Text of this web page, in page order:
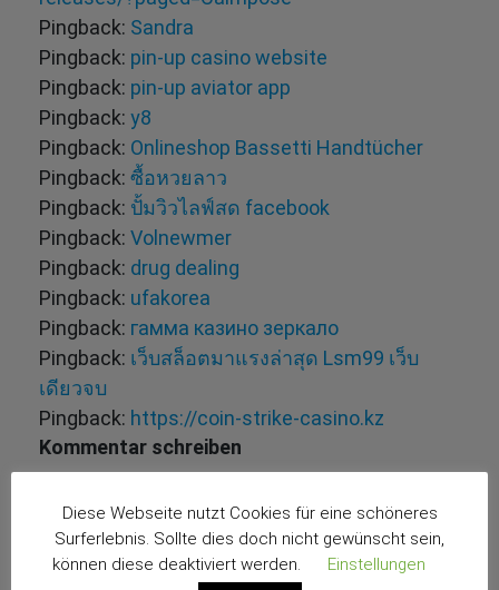
Pingback: Sandra
Pingback: pin-up casino website
Pingback: pin-up aviator app
Pingback: y8
Pingback: Onlineshop Bassetti Handtücher
Pingback: ซื้อหวยลาว
Pingback: ปั้มวิวไลฟ์สด facebook
Pingback: Volnewmer
Pingback: drug dealing
Pingback: ufakorea
Pingback: гамма казино зеркало
Pingback: เว็บสล็อตมาแรงล่าสุด Lsm99 เว็บ
เดียวจบ
Pingback: https://coin-strike-casino.kz
Kommentar schreiben
Erforderliche Felder sind mit *markiert
Diese Webseite nutzt Cookies für eine schöneres
Surferlebnis. Sollte dies doch nicht gewünscht sein,
können diese deaktiviert werden.
Einstellungen